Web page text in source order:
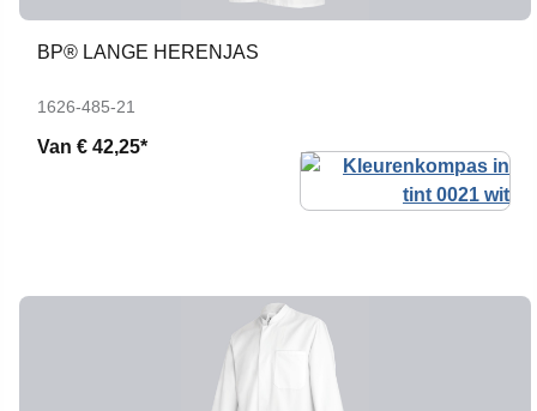
BP® LANGE HERENJAS
1626-485-21
Van € 42,25*